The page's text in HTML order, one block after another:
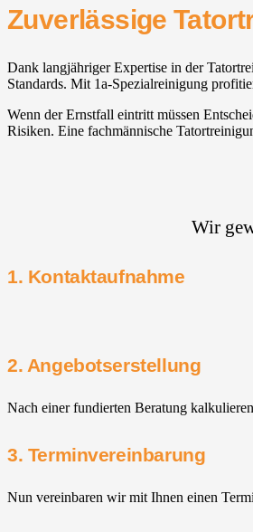
Zuverlässige
Dank langjähriger Expertise in der
Standards. Mit 1a-Spezialreinigung
Wenn der Ernstfall eintritt müssen
Risiken. Eine fachmännische
Wir
1. Kontaktaufnahme
2. Angebotserstellung
Nach einer fundierten Beratung
3. Terminvereinbarung
Nun vereinbaren wir mit Ihnen einen